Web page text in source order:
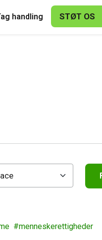
handling STØT OS
menneskerettigheder